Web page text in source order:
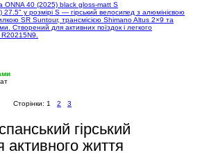
ONNA 40 (2025) black gloss-matt S
у розмірі S — гірський велосипед з алюмінієвою
SR Suntour, трансмісією Shimano Altus 2×9 та
Створений для активних поїздок і легкого
Сторінки: 1 2 3
гірський
життя